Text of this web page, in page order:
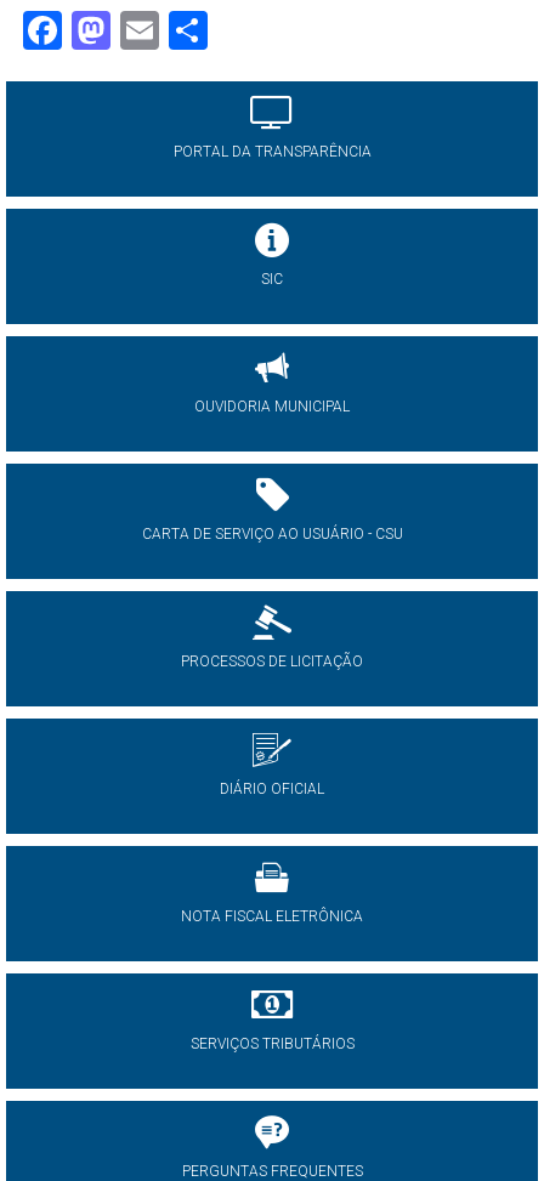
Facebook
Mastodon
Email
PORTAL DA TRANSPARÊNCIA
SIC
OUVIDORIA MUNICIPAL
CARTA DE SERVIÇO AO USUÁRIO - CSU
PROCESSOS DE LICITAÇÃO
DIÁRIO OFICIAL
NOTA FISCAL ELETRÔNICA
SERVIÇOS TRIBUTÁRIOS
PERGUNTAS FREQUENTES